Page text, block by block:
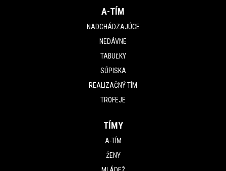
A-TÍM
NADCHÁDZAJÚCE
NEDÁVNE
TABUĽKY
SÚPISKA
REALIZAČNÝ TÍM
TROFEJE
TÍMY
A-TÍM
ŽENY